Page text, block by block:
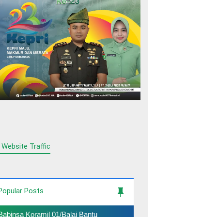
Website Traffic
Posts
Koramil 01/Balai Bantu